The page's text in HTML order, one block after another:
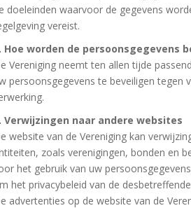
doeleinden waarvoor de gegevens
vereist.
Hoe worden de persoonsgegevens
Vereniging neemt ten allen tijde
persoonsgegevens te beveiligen
Verwijzingen naar andere websites
website van de Vereniging kan
zoals verenigingen, bonden en
het gebruik van uw
het privacybeleid van de
advertenties op de website van de